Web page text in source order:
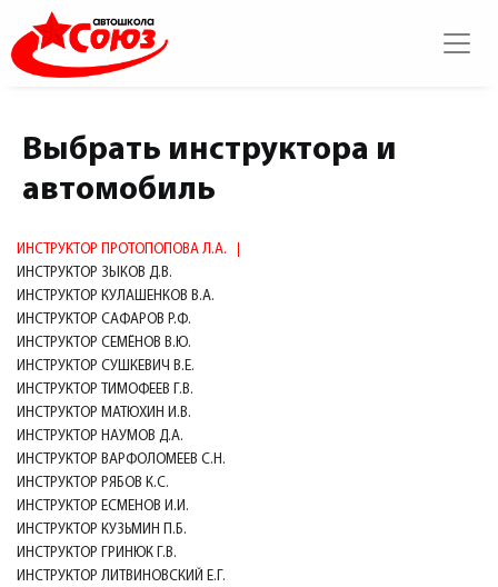
Выбрать инструктора и
автомобиль
ИНСТРУКТОР ПРОТОПОПОВА Л.А.
ИНСТРУКТОР ЗЫКОВ Д.В.
ИНСТРУКТОР КУЛАШЕНКОВ В.А.
ИНСТРУКТОР САФАРОВ Р.Ф.
ИНСТРУКТОР СЕМЁНОВ В.Ю.
ИНСТРУКТОР СУШКЕВИЧ В.Е.
ИНСТРУКТОР ТИМОФЕЕВ Г.В.
ИНСТРУКТОР МАТЮХИН И.В.
ИНСТРУКТОР НАУМОВ Д.А.
ИНСТРУКТОР ВАРФОЛОМЕЕВ С.Н.
ИНСТРУКТОР РЯБОВ К.С.
ИНСТРУКТОР ЕСМЕНОВ И.И.
ИНСТРУКТОР КУЗЬМИН П.Б.
ИНСТРУКТОР ГРИНЮК Г.В.
ИНСТРУКТОР ЛИТВИНОВСКИЙ Е.Г.